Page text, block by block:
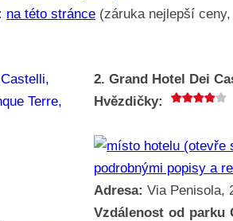
na této stránce (záruka nejlepší
2. Grand Hotel Dei
Hvězdičky:
podrobnými popisy a
Adresa: Via Penisola,
Vzdálenost od parku